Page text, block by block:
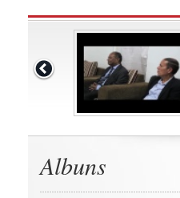
Albuns